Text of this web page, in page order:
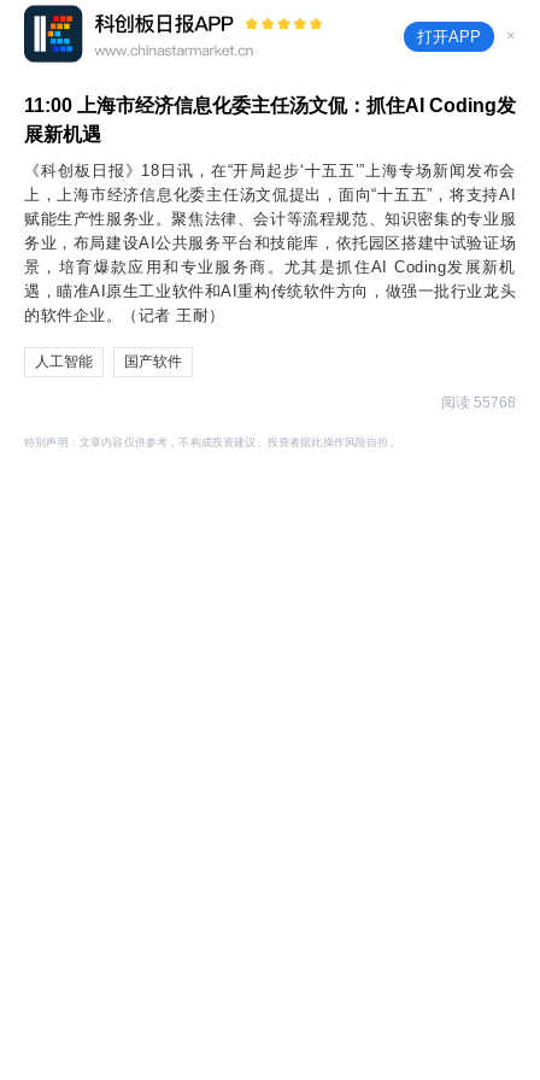
打开APP ×
11:00 上海市经济信息化委主任汤文侃：抓住AI Coding发
展新机遇
《科创板日报》18日讯，在“开局起步‘十五五’”上海专场新闻发布会
上，上海市经济信息化委主任汤文侃提出，面向“十五五”，将支持AI
赋能生产性服务业。聚焦法律、会计等流程规范、知识密集的专业服
务业，布局建设AI公共服务平台和技能库，依托园区搭建中试验证场
景，培育爆款应用和专业服务商。尤其是抓住AI Coding发展新机
遇，瞄准AI原生工业软件和AI重构传统软件方向，做强一批行业龙头
的软件企业。（记者 王耐）
人工智能 国产软件
阅读 55768
特别声明：文章内容仅供参考，不构成投资建议。投资者据此操作风险自担。